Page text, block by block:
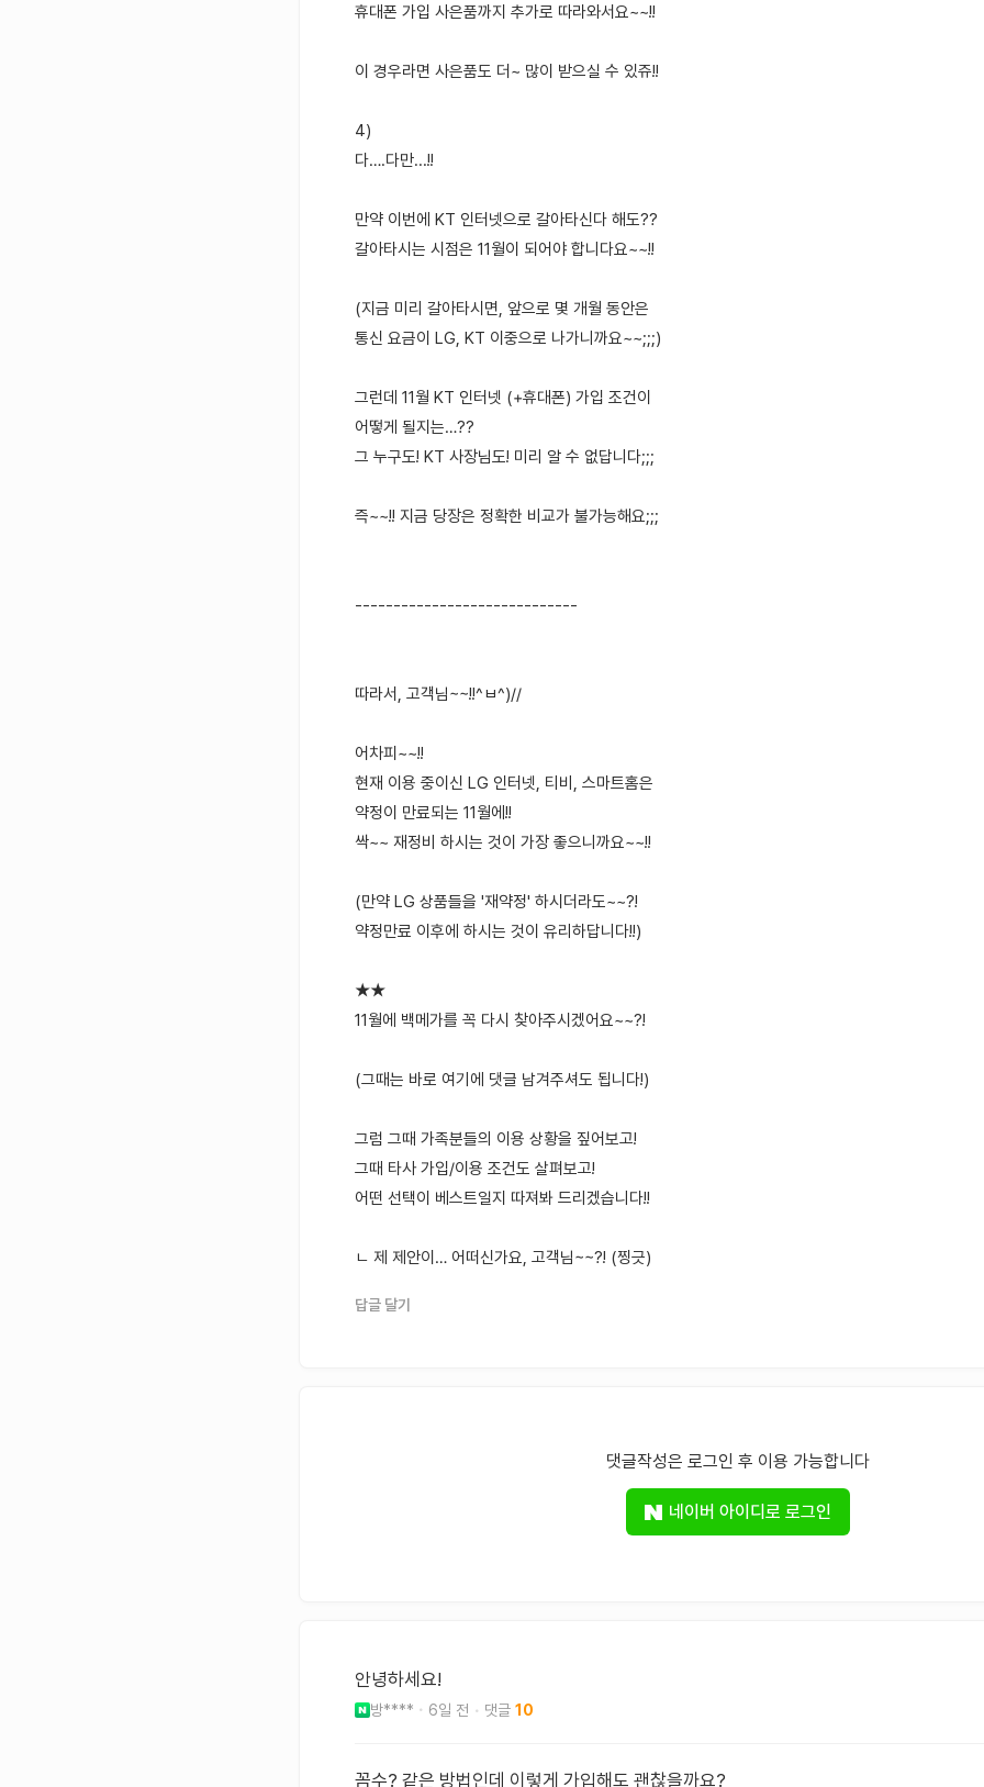
휴대폰 가입 사은품까지 추가로 따라와서요~~!!
이 경우라면 사은품도 더~ 많이 받으실 수 있쥬!!
4)
다….다만...!!
만약 이번에 KT 인터넷으로 갈아타신다 해도??
갈아타시는 시점은 11월이 되어야 합니다요~~!!
(지금 미리 갈아타시면, 앞으로 몇 개월 동안은
통신 요금이 LG, KT 이중으로 나가니까요~~;;;)
그런데 11월 KT 인터넷 (+휴대폰) 가입 조건이
어떻게 될지는…??
그 누구도! KT 사장님도! 미리 알 수 없답니다;;;
즉~~!! 지금 당장은 정확한 비교가 불가능해요;;;
-----------------------------
따라서, 고객님~~!!^ㅂ^)//
어차피~~!!
현재 이용 중이신 LG 인터넷, 티비, 스마트홈은
약정이 만료되는 11월에!!
싹~~ 재정비 하시는 것이 가장 좋으니까요~~!!
(만약 LG 상품들을 '재약정' 하시더라도~~?!
약정만료 이후에 하시는 것이 유리하답니다!!)
★★
11월에 백메가를 꼭 다시 찾아주시겠어요~~?!
(그때는 바로 여기에 댓글 남겨주셔도 됩니다!)
그럼 그때 가족분들의 이용 상황을 짚어보고!
그때 타사 가입/이용 조건도 살펴보고!
어떤 선택이 베스트일지 따져봐 드리겠습니다!!
ㄴ 제 제안이… 어떠신가요, 고객님~~?! (찡긋)
답글 달기
댓글작성은 로그인 후 이용 가능합니다
네이버 아이디로 로그인
안녕하세요!
방**** 6일 전 10
꼼수? 같은 방법인데 이렇게 가입해도 괜찮을까요?